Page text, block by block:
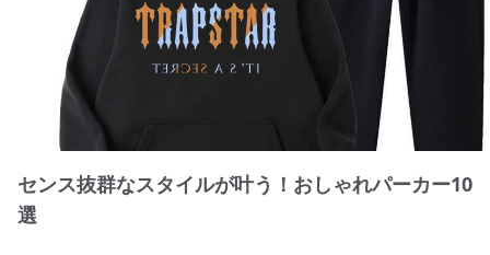
センス抜群なスタイルが叶う！おしゃれパーカー10
選